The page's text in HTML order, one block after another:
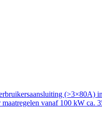
(>3×80A)
vanaf 100 kW